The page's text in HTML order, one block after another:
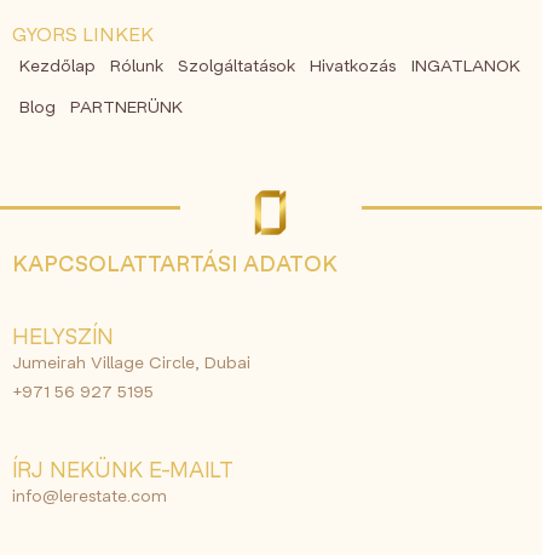
GYORS LINKEK
Kezdőlap Rólunk Szolgáltatások Hivatkozás
INGATLANOK
Blog
PARTNERÜNK
KAPCSOLATTARTÁSI ADATOK
HELYSZÍN
Jumeirah Village Circle, Dubai
+971 56 927 5195
ÍRJ NEKÜNK E-MAILT
info@lerestate.com